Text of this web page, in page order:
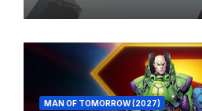
MAN OF TOMORROW (2027)